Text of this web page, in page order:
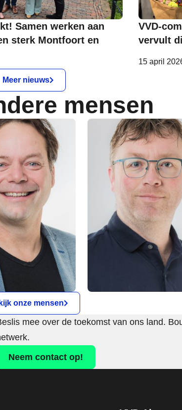
Samen werken aan
sterk Montfoort en
VVD-
vervult
15 april
Meer nieuws
mensen
onze mensen
mee over de toekomst van ons land.
Neem contact op!